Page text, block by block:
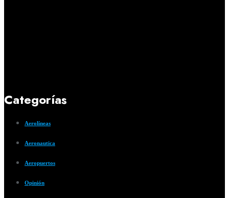
Categorías
Aerolíneas
Aeronautica
Aeropuertos
Opinión